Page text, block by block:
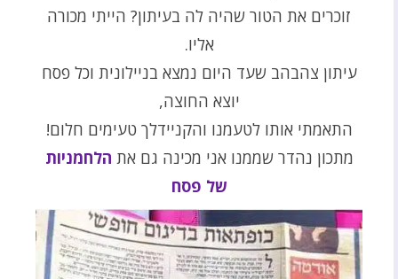
זוכרים את הטור שהיה לה בעיתון? הייתי מכורה
אליו.
עיתון צהבהב שעד היום נמצא בניילונית וכל פסח
יוצא החוצה,
התאמתי אותו לטעמנו והקניידלך טעימים חלום!
מתכון נהדר שממנו אני מכינה גם את הלחמניות
של פסח